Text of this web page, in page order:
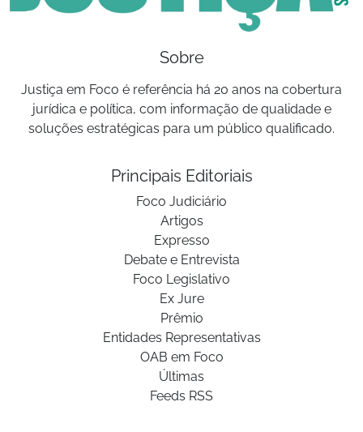
Sobre
Justiça em Foco é referência há 20 anos na cobertura
jurídica e política, com informação de qualidade e
soluções estratégicas para um público qualificado.
Principais Editoriais
Foco Judiciário
Artigos
Expresso
Debate e Entrevista
Foco Legislativo
Ex Jure
Prêmio
Entidades Representativas
OAB em Foco
Últimas
Feeds RSS